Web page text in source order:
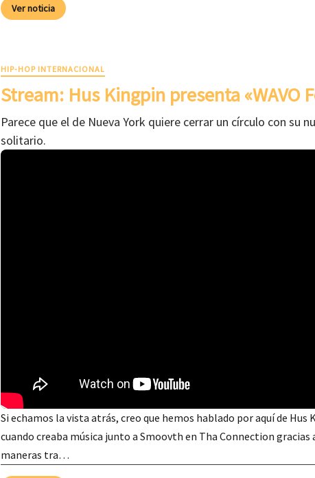
Ver noticia
HIP-HOP INTERNACIONAL
Stream: Hus Kingpin presenta «WAVO
Parece que el de Nueva York quiere cerrar un círculo con su
solitario.
Si echamos la vista atrás, creo que hemos hablado por aquí de Hus
cuando creaba música junto a Smoovth en Tha Connection gracias
maneras tra…